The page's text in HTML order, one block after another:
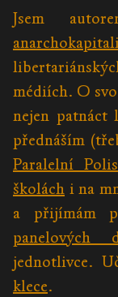
Jsem
médiích. O
nejen
přednáším
Paralelní Polis
školách i na
a přijímám
panelových
jednotlivce.
klece.